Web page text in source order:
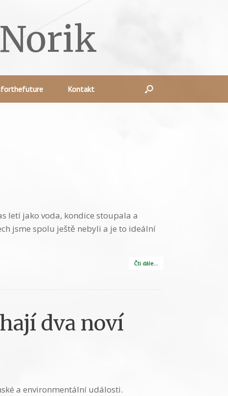
Kontakt
letí jako voda, kondice stoupala a
jsme spolu ještě nebyli a je to ideální
Čti dále…
dva noví
a environmentální události.